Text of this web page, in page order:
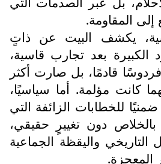
المقاومة.
يكشف البيت عن ذاتٍ
الكبيرة بعد تجارب قاسية،
قادمًا، بل صارت أكثر
كانت مؤلمة. أما سياسيًا،
للخطابات الزائفة التي
بالخلاص دون تغييرٍ حقيقي،
التاريخي واليقظة الجماعية
المعجزة.